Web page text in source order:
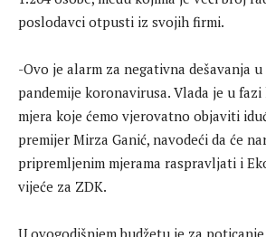
poslodavci otpusti iz svojih firmi.
-Ovo je alarm za negativna dešavanja
pandemije koronavirusa. Vlada je u
mjera koje ćemo vjerovatno objaviti
premijer Mirza Ganić, navodeći da će
pripremljenim mjerama raspravljati i
vijeće za ZDK.
U ovogodišnjem budžetu je za